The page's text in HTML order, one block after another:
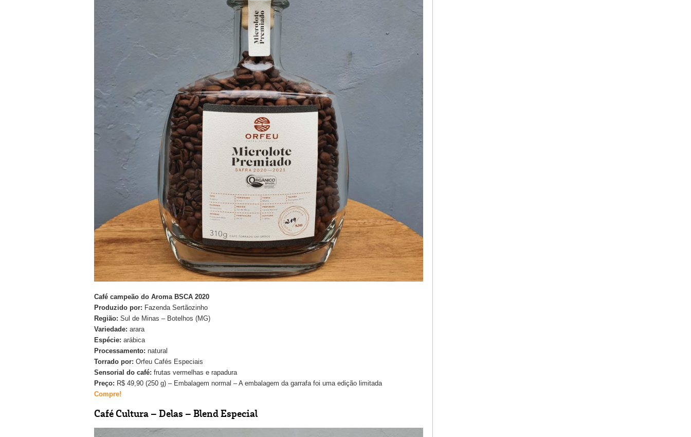
Café campeão do Aroma BSCA 2020
Produzido por: Fazenda Sertãozinho
Região: Sul de Minas – Botelhos (MG)
Variedade: arara
Espécie: arábica
Processamento: natural
Torrado por: Orfeu Cafés Especiais
Sensorial do café: frutas vermelhas e rapadura
Preço: R$ 49,90 (250 g) – Embalagem normal – A embalagem da garrafa foi uma edição limitada
Compre!
Café Cultura – Delas – Blend Especial